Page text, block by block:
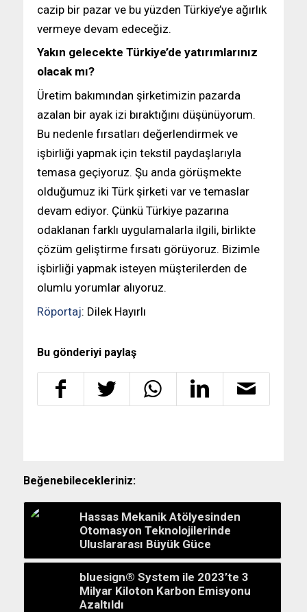
cazip bir pazar ve bu yüzden Türkiye’ye ağırlık
vermeye devam edeceğiz.
Yakın gelecekte Türkiye’de yatırımlarınız
olacak mı?
Üretim bakımından şirketimizin pazarda
azalan bir ayak izi bıraktığını düşünüyorum.
Bu nedenle fırsatları değerlendirmek ve
işbirliği yapmak için tekstil paydaşlarıyla
temasa geçiyoruz. Şu anda görüşmekte
olduğumuz iki Türk şirketi var ve temaslar
devam ediyor. Çünkü Türkiye pazarına
odaklanan farklı uygulamalarla ilgili, birlikte
çözüm geliştirme fırsatı görüyoruz. Bizimle
işbirliği yapmak isteyen müşterilerden de
olumlu yorumlar alıyoruz.
Röportaj: Dilek Hayırlı
Bu gönderiyi paylaş
Beğenebilecekleriniz:
Hassas Mekanik Atölyesinden
Otomasyon Teknolojilerinde
Uluslararası Büyük Güce
bluesign® System ile 2023’te 3
Milyar Kiloton Karbon Emisyonu
Azaltıldı